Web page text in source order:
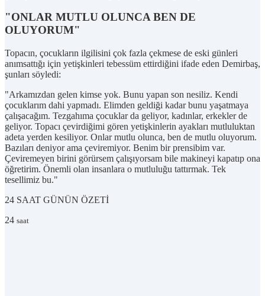
"ONLAR MUTLU OLUNCA BEN DE
OLUYORUM"
Topacın, çocukların ilgilisini çok fazla çekmese de eski günleri
anımsattığı için yetişkinleri tebessüm ettirdiğini ifade eden Demirbaş,
şunları söyledi:
"Arkamızdan gelen kimse yok. Bunu yapan son nesiliz. Kendi
çocuklarım dahi yapmadı. Elimden geldiği kadar bunu yaşatmaya
çalışacağım. Tezgahıma çocuklar da geliyor, kadınlar, erkekler de
geliyor. Topacı çevirdiğimi gören yetişkinlerin ayakları mutluluktan
adeta yerden kesiliyor. Onlar mutlu olunca, ben de mutlu oluyorum.
Bazıları deniyor ama çeviremiyor. Benim bir prensibim var.
Çeviremeyen birini görürsem çalışıyorsam bile makineyi kapatıp ona
öğretirim. Önemli olan insanlara o mutluluğu tattırmak. Tek
tesellimiz bu."
24 SAAT GÜNÜN ÖZETİ
24 saat